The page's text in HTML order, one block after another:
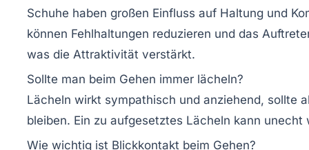
Schuhe haben großen Einfluss auf Haltung und
können Fehlhaltungen reduzieren und das
was die Attraktivität verstärkt.
Sollte man beim Gehen immer lächeln?
Lächeln wirkt sympathisch und anziehend, sollte
bleiben. Ein zu aufgesetztes Lächeln kann unecht
Wie wichtig ist Blickkontakt beim Gehen?